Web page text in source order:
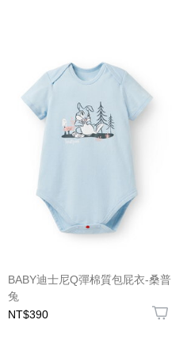
BABY迪士尼Q彈棉質包屁衣-桑普
兔
NT$390